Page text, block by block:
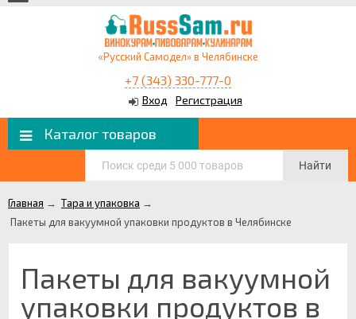
«Русский Самодел» в Челябинске
+7 (343) 330-777-0
Вход Регистрация
Каталог товаров
Найти
Главная → Тара и упаковка →
Пакеты для вакуумной упаковки продуктов в Челябинске
Пакеты для вакуумной
упаковки продуктов в